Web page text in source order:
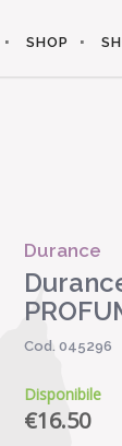
SHOP
Durance
Cod. 045296
Disponibile
€16.50